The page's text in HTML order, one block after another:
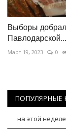
Выборы
Павлодарской...
Март 19, 2023 0
ПОПУЛЯРНЫЕ
на этой неделе